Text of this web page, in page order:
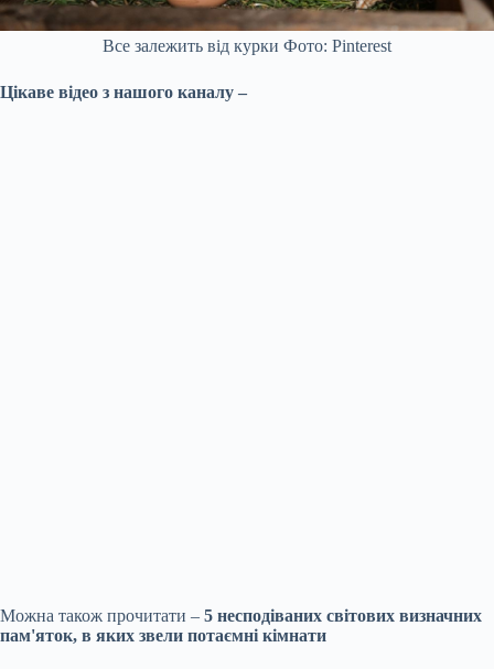
Все залежить від курки Фото: Pinterest
Цікаве відео з нашого каналу –
Можна також прочитати – 5 несподіваних світових визначних
пам'яток, в яких звели потаємні кімнати